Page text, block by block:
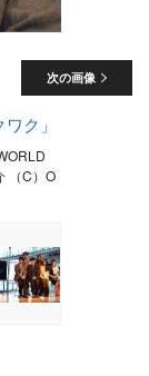
次の画像
ク」
（C）O